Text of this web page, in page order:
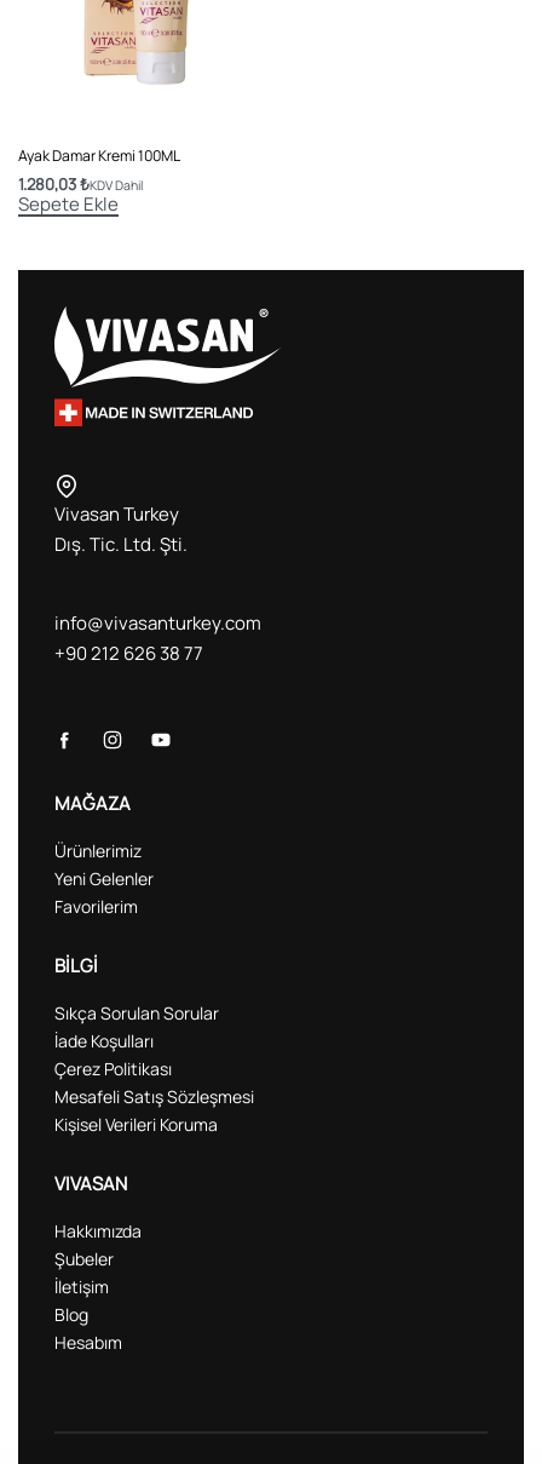
Ayak Damar Kremi 100ML
1.280,03₺KDV Dahil
Sepete Ekle
Vivasan Turkey
Dış. Tic. Ltd. Şti.
info@vivasanturkey.com
+90 212 626 38 77
MAĞAZA
Ürünlerimiz
Yeni Gelenler
Favorilerim
BİLGİ
Sıkça Sorulan Sorular
İade Koşulları
Çerez Politikası
Mesafeli Satış Sözleşmesi
Kişisel Verileri Koruma
VIVASAN
Hakkımızda
Şubeler
İletişim
Blog
Hesabım